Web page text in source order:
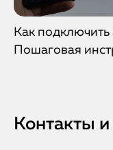
Как
Пошаговая
Контакты